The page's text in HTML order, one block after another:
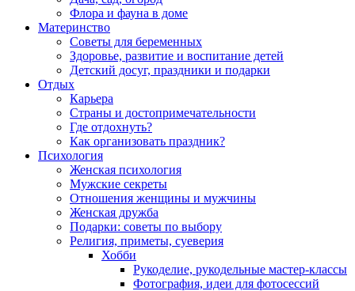
Флора и фауна в доме
Материнство
Советы для беременных
Здоровье, развитие и воспитание детей
Детский досуг, праздники и подарки
Отдых
Карьера
Страны и достопримечательности
Где отдохнуть?
Как организовать праздник?
Психология
Женская психология
Мужские секреты
Отношения женщины и мужчины
Женская дружба
Подарки: советы по выбору
Религия, приметы, суеверия
Хобби
Рукоделие, рукодельные мастер-классы
Фотография, идеи для фотосессий